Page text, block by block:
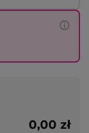
0,00 zł